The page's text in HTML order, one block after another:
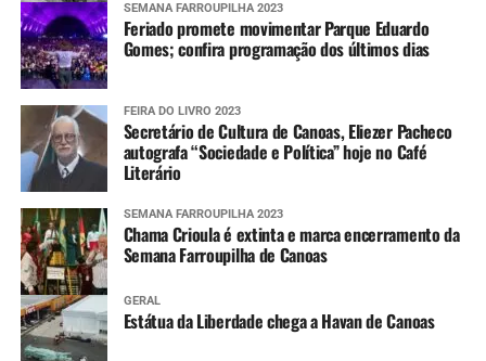
SEMANA FARROUPILHA 2023
Feriado promete movimentar Parque Eduardo
Gomes; confira programação dos últimos dias
FEIRA DO LIVRO 2023
Secretário de Cultura de Canoas, Eliezer Pacheco
autografa “Sociedade e Política” hoje no Café
Literário
SEMANA FARROUPILHA 2023
Chama Crioula é extinta e marca encerramento da
Semana Farroupilha de Canoas
GERAL
Estátua da Liberdade chega a Havan de Canoas